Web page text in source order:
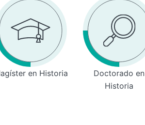
en Historia
Doctorado en
Historia